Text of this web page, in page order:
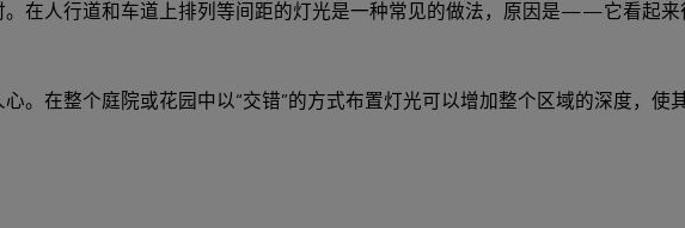
在人行道和车道上排列等间距的灯光是一种常见的做法，原因是——它看起
在整个庭院或花园中以“交错”的方式布置灯光可以增加整个区域的深度，使